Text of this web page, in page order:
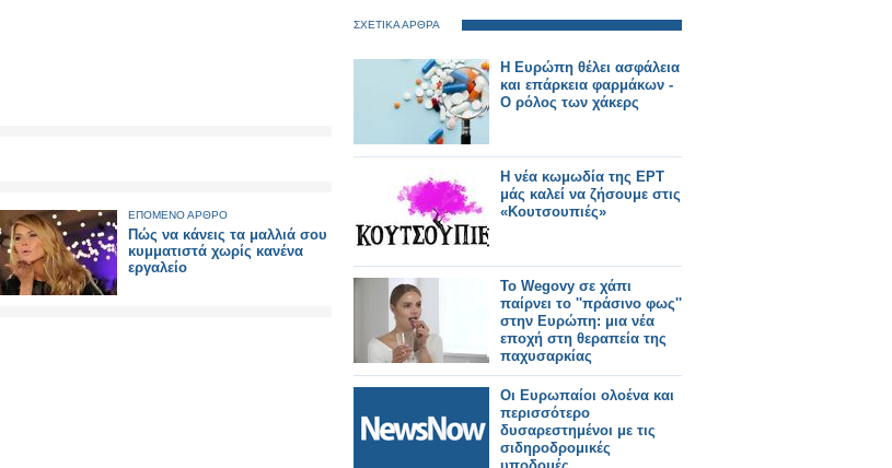
ΕΠΟΜΕΝΟ ΑΡΘΡΟ
Πώς να κάνεις τα μαλλιά σου
κυμματιστά χωρίς κανένα
εργαλείο
ΣΧΕΤΙΚΑ ΑΡΘΡΑ
Η Ευρώπη θέλει ασφάλεια
και επάρκεια φαρμάκων -
Ο ρόλος των χάκερς
Η νέα κωμωδία της ΕΡΤ
μάς καλεί να ζήσουμε στις
«Κουτσουπιές»
Το Wegovy σε χάπι
παίρνει το ''πράσινο φως''
στην Ευρώπη: μια νέα
εποχή στη θεραπεία της
παχυσαρκίας
Οι Ευρωπαίοι ολοένα και
περισσότερο
δυσαρεστημένοι με τις
σιδηροδρομικές